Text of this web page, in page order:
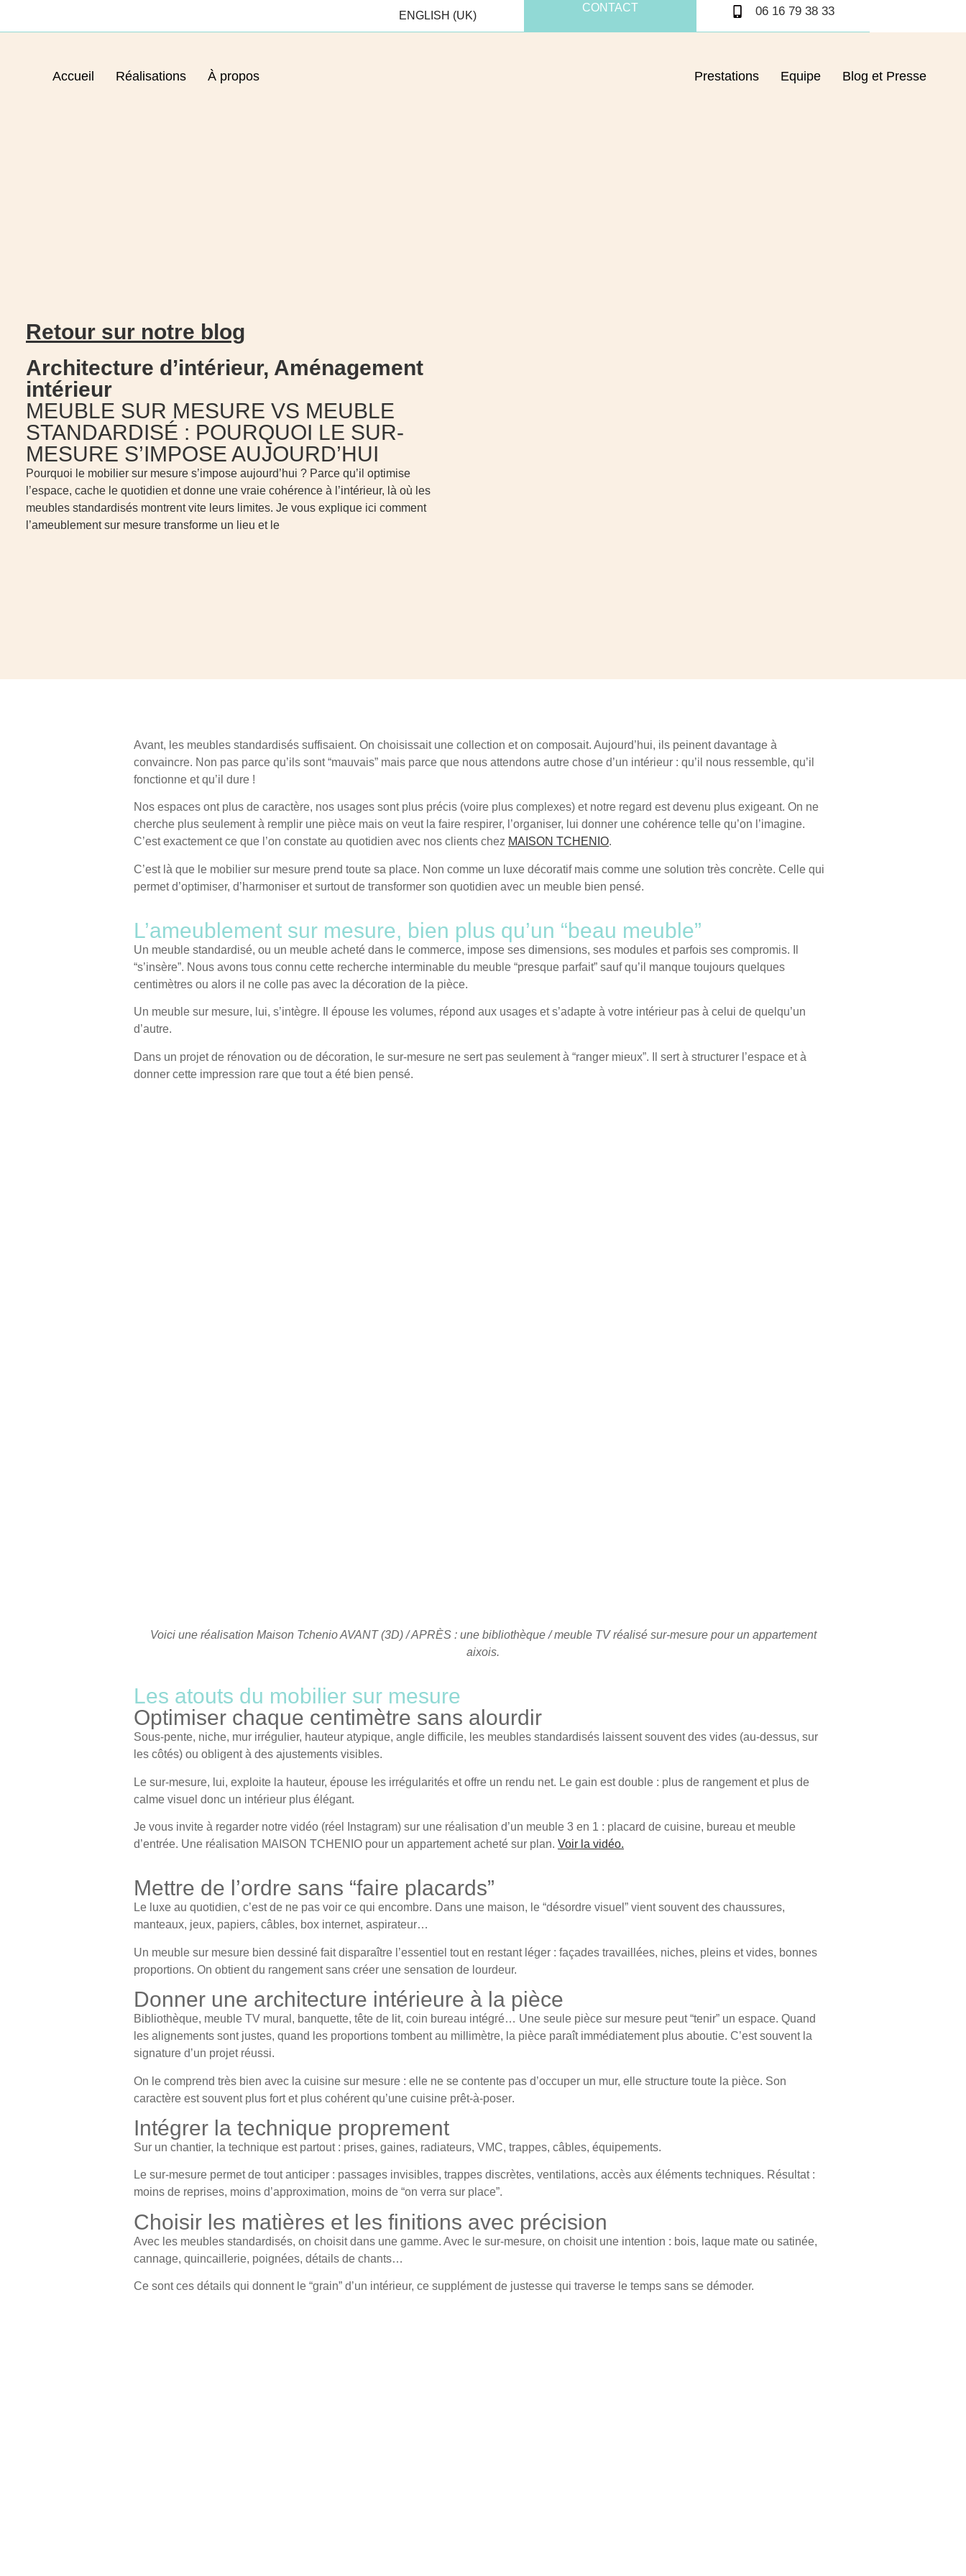
ENGLISH (UK)
CONTACT 06 16 79 38 33
Accueil Réalisations À propos Prestations Equipe Blog et Presse
Retour sur notre blog
Architecture d’intérieur, Aménagement
intérieur
MEUBLE SUR MESURE VS MEUBLE
STANDARDISÉ : POURQUOI LE SUR-
MESURE S’IMPOSE AUJOURD’HUI
Pourquoi le mobilier sur mesure s’impose aujourd’hui ? Parce qu’il optimise
l’espace, cache le quotidien et donne une vraie cohérence à l’intérieur, là où les
meubles standardisés montrent vite leurs limites. Je vous explique ici comment
l’ameublement sur mesure transforme un lieu et le
Avant, les meubles standardisés suffisaient. On choisissait une collection et on composait. Aujourd’hui, ils peinent davantage à
convaincre. Non pas parce qu’ils sont “mauvais” mais parce que nous attendons autre chose d’un intérieur : qu’il nous ressemble, qu’il
fonctionne et qu’il dure !
Nos espaces ont plus de caractère, nos usages sont plus précis (voire plus complexes) et notre regard est devenu plus exigeant. On ne
cherche plus seulement à remplir une pièce mais on veut la faire respirer, l’organiser, lui donner une cohérence telle qu’on l’imagine.
C’est exactement ce que l’on constate au quotidien avec nos clients chez MAISON TCHENIO.
C’est là que le mobilier sur mesure prend toute sa place. Non comme un luxe décoratif mais comme une solution très concrète. Celle qui
permet d’optimiser, d’harmoniser et surtout de transformer son quotidien avec un meuble bien pensé.
L’ameublement sur mesure, bien plus qu’un “beau meuble”
Un meuble standardisé, ou un meuble acheté dans le commerce, impose ses dimensions, ses modules et parfois ses compromis. Il
“s’insère”. Nous avons tous connu cette recherche interminable du meuble “presque parfait” sauf qu’il manque toujours quelques
centimètres ou alors il ne colle pas avec la décoration de la pièce.
Un meuble sur mesure, lui, s’intègre. Il épouse les volumes, répond aux usages et s’adapte à votre intérieur pas à celui de quelqu’un
d’autre.
Dans un projet de rénovation ou de décoration, le sur-mesure ne sert pas seulement à “ranger mieux”. Il sert à structurer l’espace et à
donner cette impression rare que tout a été bien pensé.
Voici une réalisation Maison Tchenio AVANT (3D) / APRÈS : une bibliothèque / meuble TV réalisé sur-mesure pour un appartement
aixois.
Les atouts du mobilier sur mesure
Optimiser chaque centimètre sans alourdir
Sous-pente, niche, mur irrégulier, hauteur atypique, angle difficile, les meubles standardisés laissent souvent des vides (au-dessus, sur
les côtés) ou obligent à des ajustements visibles.
Le sur-mesure, lui, exploite la hauteur, épouse les irrégularités et offre un rendu net. Le gain est double : plus de rangementet plus de
calme visuel donc un intérieur plus élégant.
Je vous invite à regarder notre vidéo (réel Instagram) sur une réalisation d’un meuble 3 en 1 : placard de cuisine, bureau et meuble
d’entrée. Une réalisation MAISON TCHENIO pour un appartement acheté sur plan. Voir la vidéo.
Mettre de l’ordre sans “faire placards”
Le luxe au quotidien, c’est de ne pas voir ce qui encombre. Dans une maison, le “désordre visuel” vient souvent des chaussures,
manteaux, jeux, papiers, câbles, box internet, aspirateur…
Un meuble sur mesure bien dessiné fait disparaître l’essentiel tout en restant léger : façades travaillées, niches, pleins et vides, bonnes
proportions. On obtient du rangement sans créer une sensation de lourdeur.
Donner une architecture intérieure à la pièce
Bibliothèque, meuble TV mural, banquette, tête de lit, coin bureau intégré… Une seule pièce sur mesure peut “tenir” un espace. Quand
les alignements sont justes, quand les proportions tombent au millimètre, la pièce paraît immédiatement plus aboutie. C’est souvent la
signature d’un projet réussi.
On le comprend très bien avec la cuisine sur mesure : elle ne se contente pas d’occuper un mur, elle structure toute la pièce. Son
caractère est souvent plus fort et plus cohérent qu’une cuisine prêt-à-poser.
Intégrer la technique proprement
Sur un chantier, la technique est partout : prises, gaines, radiateurs, VMC, trappes, câbles, équipements.
Le sur-mesure permet de tout anticiper : passages invisibles, trappes discrètes, ventilations, accès aux éléments techniques. Résultat :
moins de reprises, moins d’approximation, moins de “on verra sur place”.
Choisir les matières et les finitions avec précision
Avec les meubles standardisés, on choisit dans une gamme. Avec le sur-mesure, on choisit une intention : bois, laque mate ou satinée,
cannage, quincaillerie, poignées, détails de chants…
Ce sont ces détails qui donnent le “grain” d’un intérieur, ce supplément de justesse qui traverse le temps sans se démoder.